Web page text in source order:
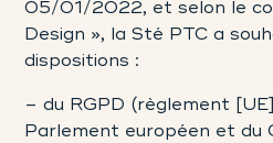
05/01/2022, et selon le
Design », la Sté PTC a
dispositions :
– du RGPD (règlement
Parlement européen et du